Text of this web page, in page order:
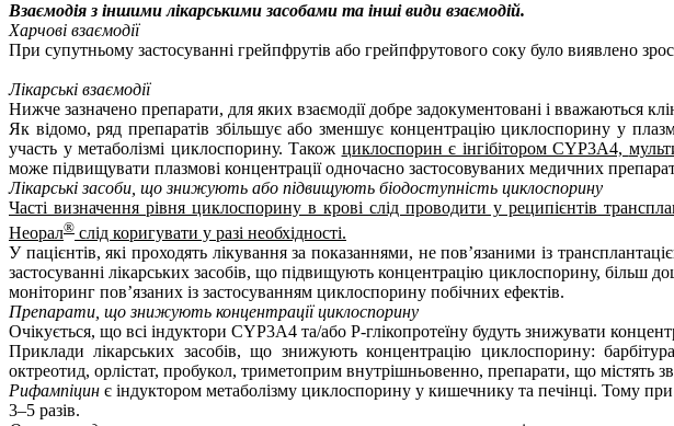
Взаємодія з іншими лікарськими засобами та інші види взаємодій.
Харчові взаємодії
При супутньому застосуванні грейпфрутів або грейпфрутового соку було виявлено
Лікарські взаємодії
Нижче зазначено препарати, для яких взаємодії добре задокументовані і вважаються
Як відомо, ряд препаратів збільшує або зменшує концентрацію циклоспорину у
участь у метаболізмі циклоспорину. Також циклоспорин є інгібітором CYP3A4,
може підвищувати плазмові концентрації одночасно застосовуваних медичних
Лікарські засоби, що знижують або підвищують біодоступність циклоспорину
Часті визначення рівня циклоспорину в крові слід проводити у реципієнтів
Неорал® слід коригувати у разі необхідності.
У пацієнтів, які проходять лікування за показаннями, не пов’язаними із
застосуванні лікарських засобів, що підвищують концентрацію циклоспорину, більш
моніторинг пов’язаних із застосуванням циклоспорину побічних ефектів.
Препарати, що знижують концентрації циклоспорину
Очікується, що всі індуктори CYP3A4 та/або Р-глікопротеїну будуть знижувати
Приклади лікарських засобів, що знижують концентрацію циклоспорину: б
октреотид, орлістат, пробукол, триметоприм внутрішньовенно, препарати, що містять
Рифампіцин є індуктором метаболізму циклоспорину у кишечнику та печінці. Тому
3–5 разів.